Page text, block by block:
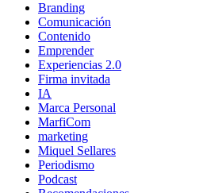
Branding
Comunicación
Contenido
Emprender
Experiencias 2.0
Firma invitada
IA
Marca Personal
MarfiCom
marketing
Miquel Sellares
Periodismo
Podcast